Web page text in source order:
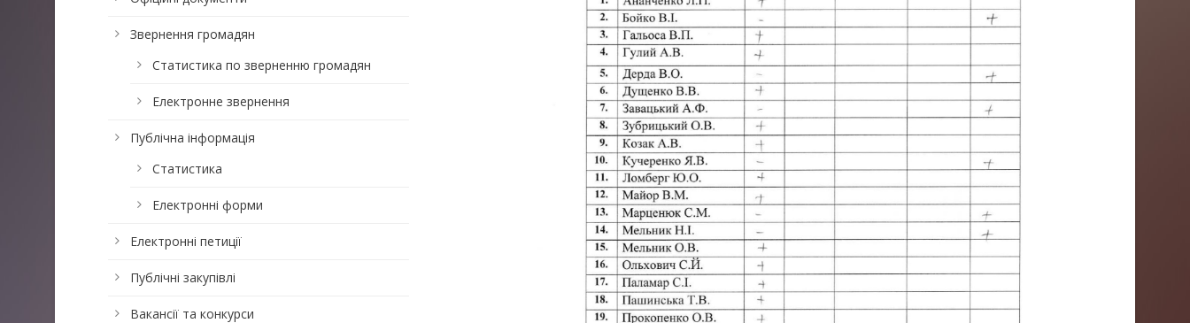
Звернення громадян
Статистика по зверненню громадян
Електронне звернення
Публічна інформація
Статистика
Електронні форми
Електронні петиції
Публічні закупівлі
Вакансії та конкурси